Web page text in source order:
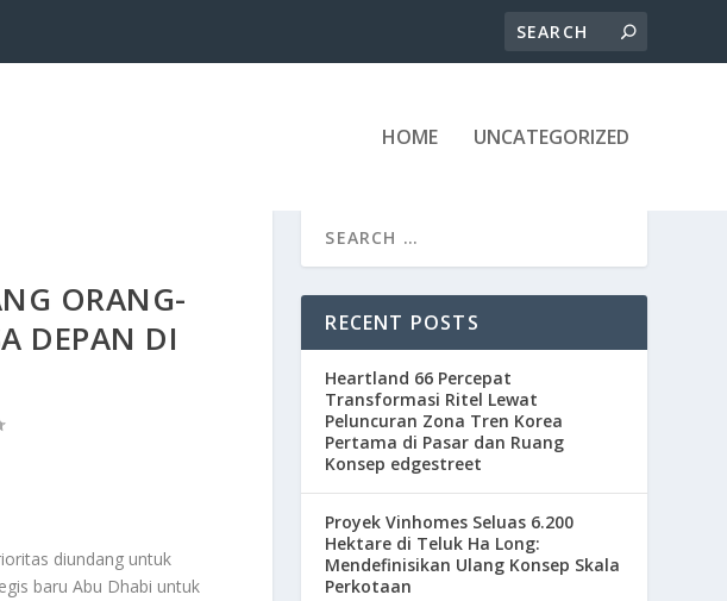
HOME UNCATEGORIZED
ORANG-
DEPAN DI
diundang untuk
baru Abu Dhabi untuk
RECENT POSTS
Heartland 66 Percepat
Transformasi Ritel Lewat
Peluncuran Zona Tren Korea
Pertama di Pasar dan Ruang
Konsep edgestreet
Proyek Vinhomes Seluas 6.200
Hektare di Teluk Ha Long:
Mendefinisikan Ulang Konsep Skala
Perkotaan